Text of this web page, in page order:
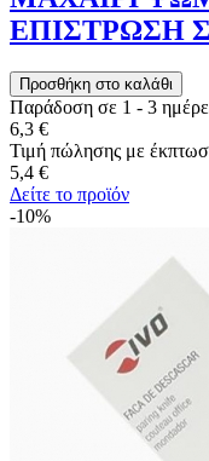
ΕΠΙΣΤΡΩΣΗ
Παράδοση σε 1 - 3
6,3 €
Τιμή πώλησης με
5,4 €
Δείτε το προϊόν
-10%